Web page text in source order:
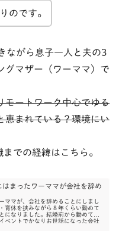
のです。
ながら息子一人と夫の3
グマザー（ワーママ）で
モートワーク中心でゆる
恵まれている？環境にい
での経緯はこちら。
はまったワーママが会社を辞め
ママが、会社を辞めることにしまし
育休を挟みながら８年くらい勤めて
になりました。結婚前から勤めてい
ベントでかなりお世話になった会社